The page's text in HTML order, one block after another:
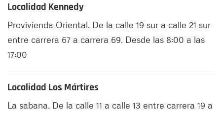
Localidad Kennedy
Provivienda Oriental. De la calle 19 sur a calle 21 sur
entre carrera 67 a carrera 69. Desde las 8:00 a las
17:00
Localidad Los Mártires
La sabana. De la calle 11 a calle 13 entre carrera 19 a